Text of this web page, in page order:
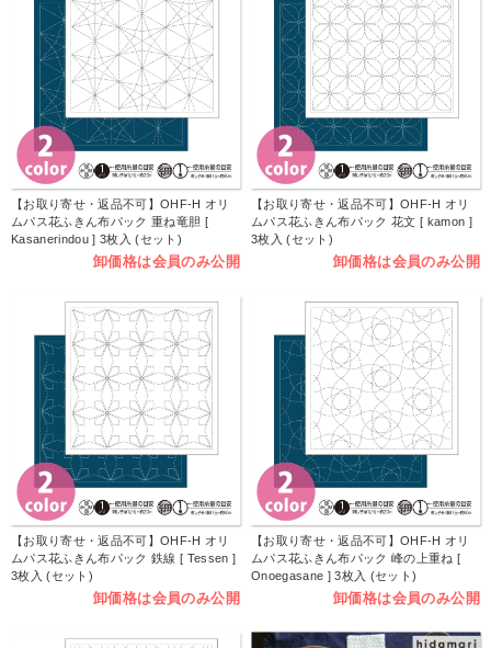
【お取り寄せ・返品不可】OHF-H オリ
ムパス花ふきん布パック 重ね竜胆 [
Kasanerindou ] 3枚入 (セット)
卸価格は会員のみ公開
【お取り寄せ・返品不可】OHF-H オリ
ムパス花ふきん布パック 花文 [ kamon ]
3枚入 (セット)
卸価格は会員のみ公開
【お取り寄せ・返品不可】OHF-H オリ
ムパス花ふきん布パック 鉄線 [ Tessen ]
3枚入 (セット)
卸価格は会員のみ公開
【お取り寄せ・返品不可】OHF-H オリ
ムパス花ふきん布パック 峰の上重ね [
Onoegasane ] 3枚入 (セット)
卸価格は会員のみ公開